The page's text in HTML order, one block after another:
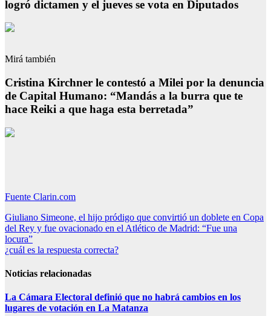
logró dictamen y el jueves se vota en Diputados
Mirá también
Cristina Kirchner le contestó a Milei por la denuncia
de Capital Humano: “Mandás a la burra que te
hace Reiki a que haga esta berretada”
Fuente Clarin.com
Navegación
de
entradas
Giuliano Simeone, el hijo pródigo que convirtió un doblete en Copa
del Rey y fue ovacionado en el Atlético de Madrid: “Fue una
locura”
¿cuál es la respuesta correcta?
Noticias relacionadas
La Cámara Electoral definió que no habrá cambios en los
lugares de votación en La Matanza